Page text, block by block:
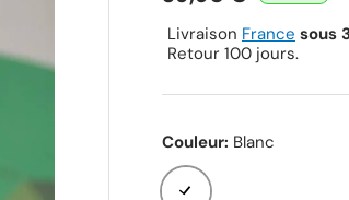
Livraison France sous
Retour 100 jours.
Couleur: Blanc